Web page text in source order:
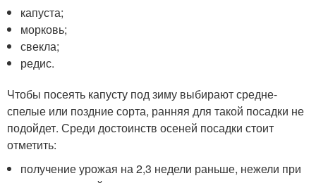
капуста;
морковь;
свекла;
редис.
Чтобы посеять капусту под зиму выбирают средне-
спелые или поздние сорта, ранняя для такой посадки не
подойдет. Среди достоинств осеней посадки стоит
отметить:
получение урожая на 2,3 недели раньше, нежели при